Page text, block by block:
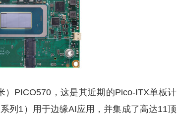
）PICO570，这是其近期的Pico-ITX单板计
列1）用于边缘AI应用，并集成了高达11顶